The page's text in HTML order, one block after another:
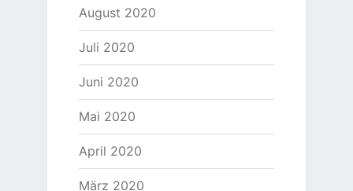
August 2020
Juli 2020
Juni 2020
Mai 2020
April 2020
März 2020